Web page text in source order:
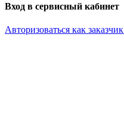
Вход в сервисный кабинет
Авторизоваться как заказчик